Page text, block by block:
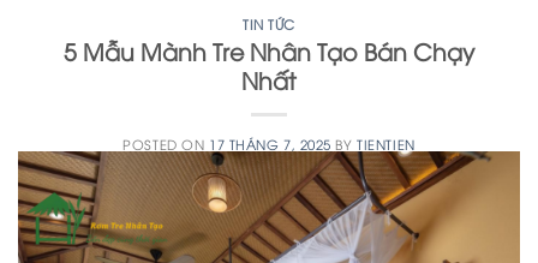
TIN TỨC
5 Mẫu Mành Tre Nhân Tạo Bán Chạy
Nhất
POSTED ON 17 THÁNG 7, 2025 BYTIENTIEN